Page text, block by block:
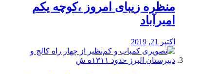
منظره‌‌ زیبای امروز ،کوچه یکم
امیرآباد
اکتبر 21, 2019